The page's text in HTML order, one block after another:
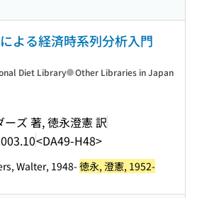
よる経済時系列分析入門
ズ 著, 徳永澄憲 訳
<DA49-H48>
Diet Library Other Libraries in Japan
Walter, 1948-徳永, 澄憲, 1952-